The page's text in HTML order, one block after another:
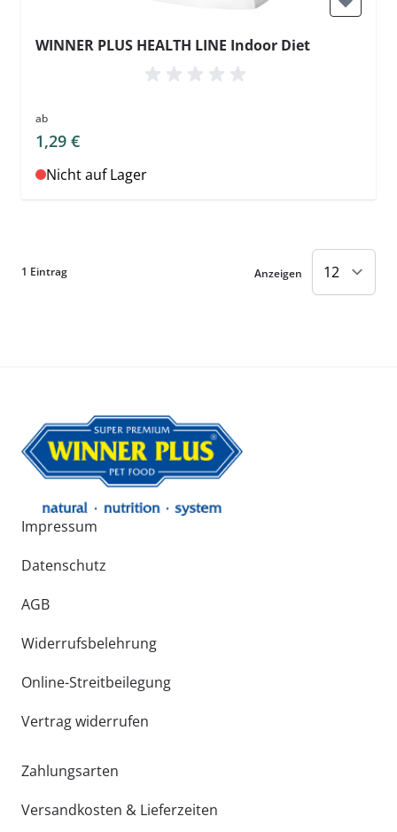
WINNER PLUS HEALTH LINE Indoor Diet
ab
1,29 €
Nicht auf Lager
1 Eintrag Anzeigen
Impressum
Datenschutz
AGB
Widerrufsbelehrung
Online-Streitbeilegung
Vertrag widerrufen
Zahlungsarten
Versandkosten & Lieferzeiten